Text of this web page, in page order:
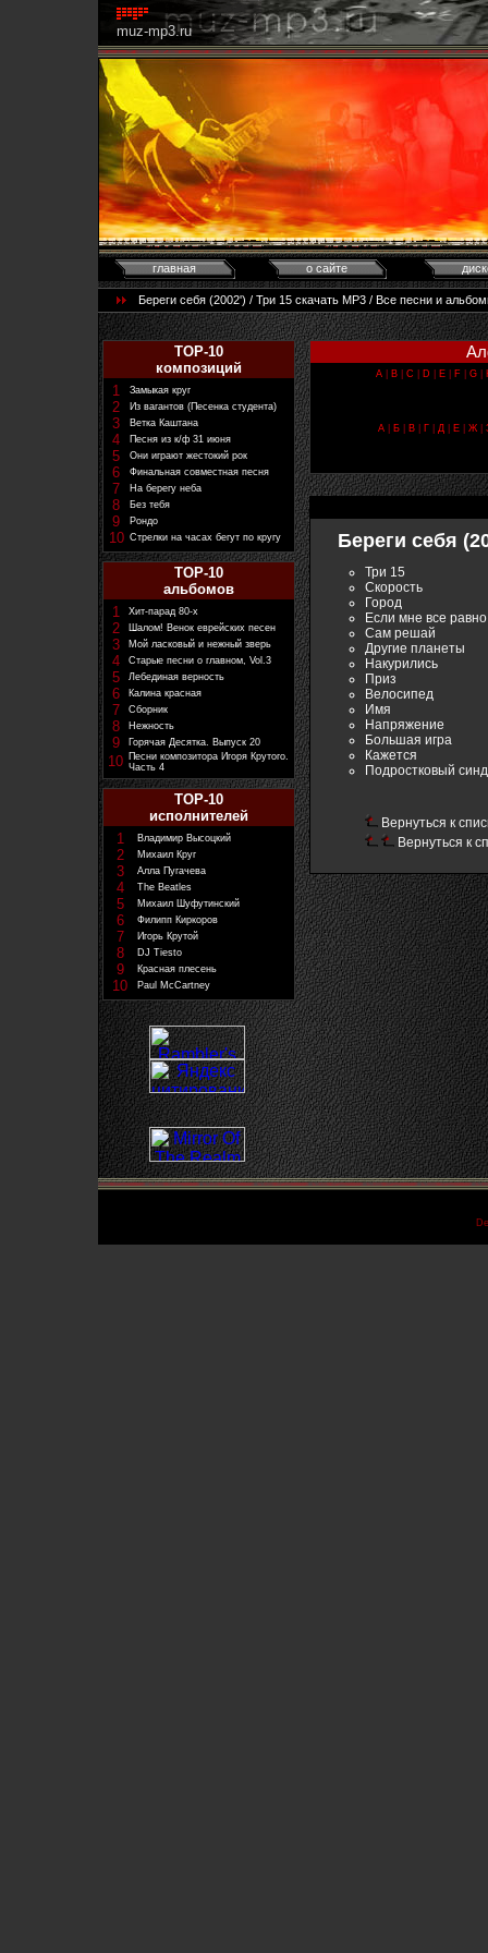
muz-mp3.ru
главная о сайте
Береги себя (2002') / Три 15 скачать MP3 / Все песни и
TOP-10
композиций
1
Замыкая круг
2 Из вагантов (Песенка студента)
3 Ветка Каштана
4 Песня из к/ф 31 июня
5 Они играют жестокий рок
6 Финальная совместная песня
7 На берегу неба
8 Без тебя
9 Рондо
10 Стрелки на часах бегут по кругу
TOP-10
альбомов
1
Хит-парад 80-х
2 Шалом! Венок еврейских песен
3 Мой ласковый и нежный зверь
4 Старые песни о главном, Vol.3
5 Лебединая верность
6 Калина красная
7 Сборник
8 Нежность
9 Горячая Десятка. Выпуск 20
10 Песни композитора Игоря Крутого.
Часть 4
TOP-10
исполнителей
1
Владимир Высоцкий
2 Михаил Круг
3 Алла Пугачева
4 The Beatles
5 Михаил Шуфутинский
6 Филипп Киркоров
7 Игорь Крутой
8 DJ Tiesto
9 Красная плесень
10 Paul McCartney
A B C D E F G
А| Б| В| Г| Д| Е| Ж|
Береги себя
Три 15
Скорость
Город
Если мне все равно
Сам решай
Другие планеты
Накурились
Приз
Велосипед
Имя
Напряжение
Большая игра
Кажется
Подростковый
Вернуться к
Вернуться к